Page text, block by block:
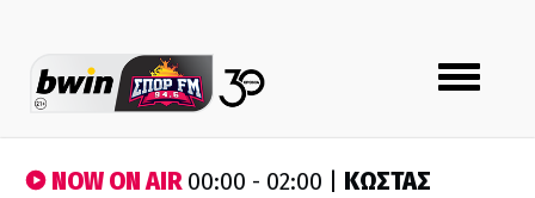
Toggle
navigation
NOW ON AIR00:00 - 02:00 | ΚΩΣΤΑΣ